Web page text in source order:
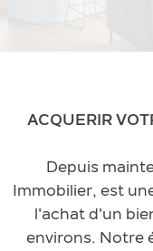
ACQUERIR
Depuis
Immobilier, est
l'achat d'un
environs. Notre